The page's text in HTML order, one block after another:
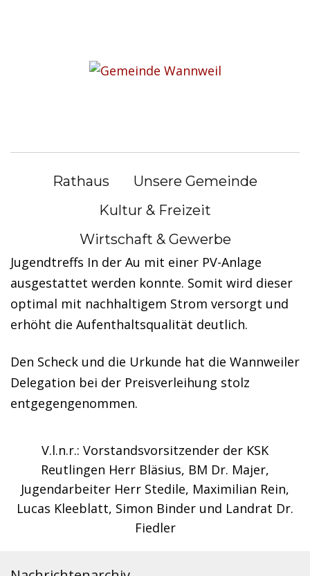
Rathaus
Unsere Gemeinde
Kultur & Freizeit
Wirtschaft & Gewerbe
Gemeinde Wannweil erhält
Reutlingen
Alle Beteiligten freuen sich sehr, dass durch die
Förderung der Aufenthaltscontainer des
Jugendtreffs In der Au mit einer PV-Anlage
ausgestattet werden konnte. Somit wird dieser
optimal mit nachhaltigem Strom versorgt und
erhöht die Aufenthaltsqualität deutlich.
Den Scheck und die Urkunde hat die Wannweiler
Delegation bei der Preisverleihung stolz
entgegengenommen.
V.l.n.r.: Vorstandsvorsitzender der KSK
Reutlingen Herr Bläsius, BM Dr. Majer,
Jugendarbeiter Herr Stedile, Maximilian Rein,
Lucas Kleeblatt, Simon Binder und Landrat Dr.
Fiedler